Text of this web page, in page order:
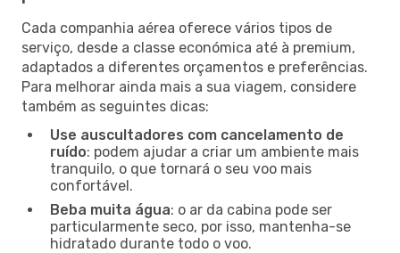
Cada companhia aérea oferece vários tipos de
serviço, desde a classe económica até à premium,
adaptados a diferentes orçamentos e preferências.
Para melhorar ainda mais a sua viagem, considere
também as seguintes dicas:
Use auscultadores com cancelamento de
ruído: podem ajudar a criar um ambiente mais
tranquilo, o que tornará o seu voo mais
confortável.
Beba muita água: o ar da cabina pode ser
particularmente seco, por isso, mantenha-se
hidratado durante todo o voo.